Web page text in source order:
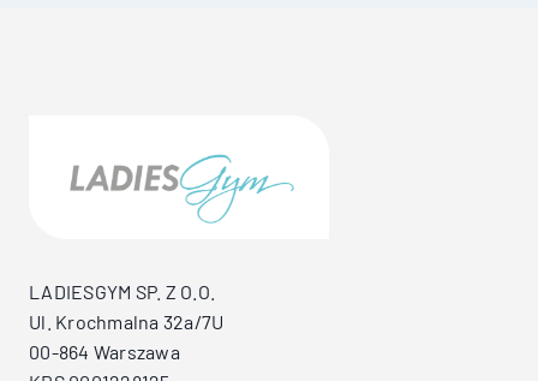
LADIESGYM SP. Z O.O.
Ul. Krochmalna 32a/7U
00-864 Warszawa